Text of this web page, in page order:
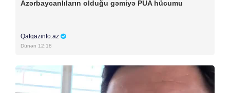
Azərbaycanlıların olduğu gəmiyə PUA hücumu
Qafqazinfo.az
Dünən 12:18